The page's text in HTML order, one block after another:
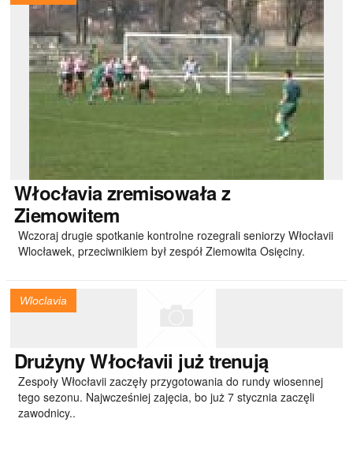
Włocłaviazremisowała z
Ziemowitem
Wczoraj drugie spotkanie kontrolne rozegrali seniorzy Włocłavii
Wlocławek, przeciwnikiem był zespół Ziemowita Osięciny.
Wloclavia
DrużynyWłocłavii już trenują
Zespoły Włocłavii zaczęły przygotowania do rundy wiosennej
tego sezonu. Najwcześniej zajęcia, bo już 7 stycznia zaczęli
zawodnicy..